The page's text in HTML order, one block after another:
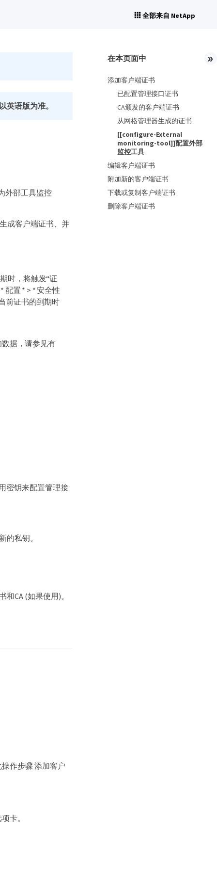
全部来自 NetApp
英语版为准。
外部工具监控
成客户端证书、并
时，将触发“证
配置 * > * 安全性
前证书的到期时
据，请参见有
密钥来配置管理接
的私钥。
CA (如果使用)。
作步骤 添加客户
卡。
在本页面中
添加客户端证书
已配置管理接口证书
CA颁发的客户端证书
从网格管理器生成的证书
[[configure-External
monitoring-tool]]配置外部
监控工具
编辑客户端证书
附加新的客户端证书
下载或复制客户端证书
删除客户端证书